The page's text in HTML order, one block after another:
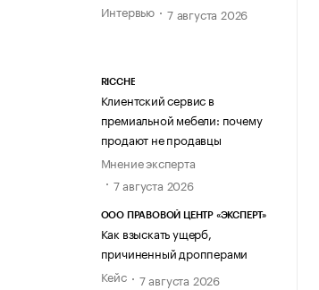
Интервью
7 августа 2026
RICCHE
Клиентский сервис в
премиальной мебели: почему
продают не продавцы
Мнение эксперта
7 августа 2026
ООО ПРАВОВОЙ ЦЕНТР «ЭКСПЕРТ»
Как взыскать ущерб,
причиненный дропперами
Кейс
7 августа 2026